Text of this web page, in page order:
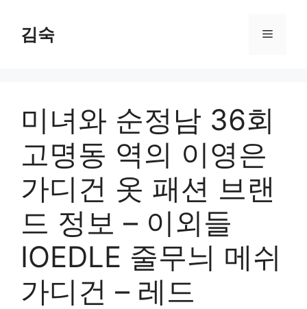
content
김숙 Menu
미녀와 순정남 36회
고명동 역의 이영은
가디건 옷 패션 브랜
드 정보 – 이외들
IOEDLE 줄무늬 메쉬
가디건 – 레드